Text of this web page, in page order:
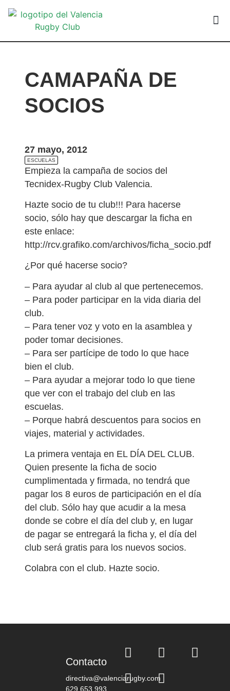
CAMAPAÑA DE
SOCIOS
27 mayo, 2012
ESCUELAS
Empieza la campaña de socios del
Tecnidex-Rugby Club Valencia.
Hazte socio de tu club!!! Para hacerse
socio, sólo hay que descargar la ficha en
este enlace:
http://rcv.grafiko.com/archivos/ficha_socio.pdf
¿Por qué hacerse socio?
– Para ayudar al club al que pertenecemos.
– Para poder participar en la vida diaria del
club.
– Para tener voz y voto en la asamblea y
poder tomar decisiones.
– Para ser partícipe de todo lo que hace
bien el club.
– Para ayudar a mejorar todo lo que tiene
que ver con el trabajo del club en las
escuelas.
– Porque habrá descuentos para socios en
viajes, material y actividades.
La primera ventaja en EL DÍA DEL CLUB.
Quien presente la ficha de socio
cumplimentada y firmada, no tendrá que
pagar los 8 euros de participación en el día
del club. Sólo hay que acudir a la mesa
donde se cobre el día del club y, en lugar
de pagar se entregará la ficha y, el día del
club será gratis para los nuevos socios.
Colabra con el club. Hazte socio.
Contacto
directiva@valenciarugby.com
629 653 993